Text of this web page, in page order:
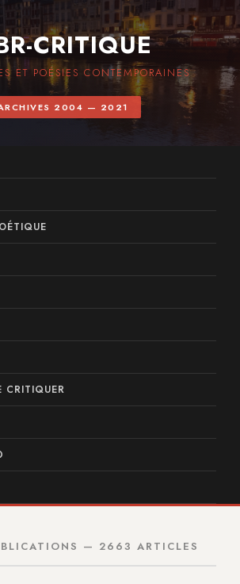
CRITIQUE
ET POÉSIES CONTEMPORAINES
2004 — 2021
CRITIQUER
— 2663 ARTICLES